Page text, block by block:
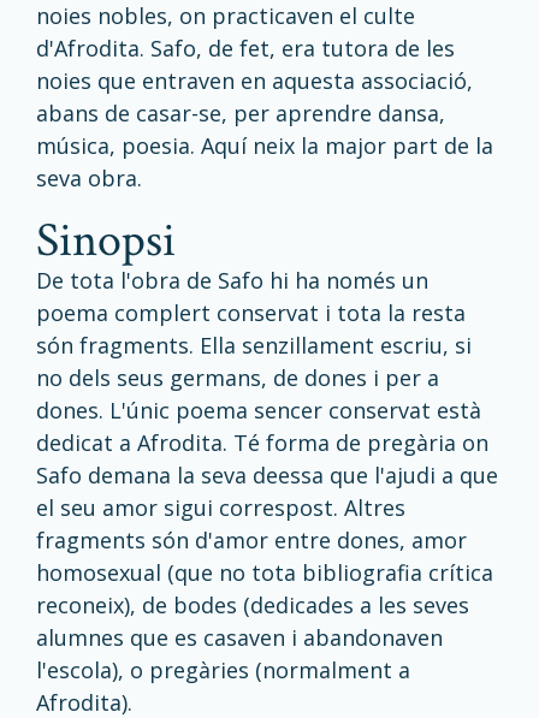
noies nobles, on practicaven el culte
d'Afrodita. Safo, de fet, era tutora de les
noies que entraven en aquesta associació,
abans de casar-se, per aprendre dansa,
música, poesia. Aquí neix la major part de la
seva obra.
sinopsi
De tota l'obra de Safo hi ha només un
poema complert conservat i tota la resta
són fragments. Ella senzillament escriu, si
no dels seus germans, de dones i per a
dones. L'únic poema sencer conservat està
dedicat a Afrodita. Té forma de pregària on
Safo demana la seva deessa que l'ajudi a que
el seu amor sigui correspost. Altres
fragments són d'amor entre dones, amor
homosexual (que no tota bibliografia crítica
reconeix), de bodes (dedicades a les seves
alumnes que es casaven i abandonaven
l'escola), o pregàries (normalment a
Afrodita).